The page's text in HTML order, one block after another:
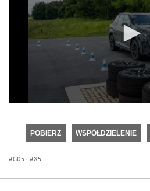
seconds
POBIERZ WSPÓŁDZIELENIE
G05 · X5